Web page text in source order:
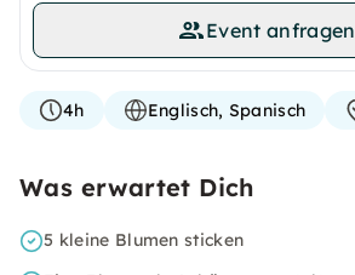
Event anfragen
4h Englisch, Spanisch
Was erwartet Dich
5 kleine Blumen sticken